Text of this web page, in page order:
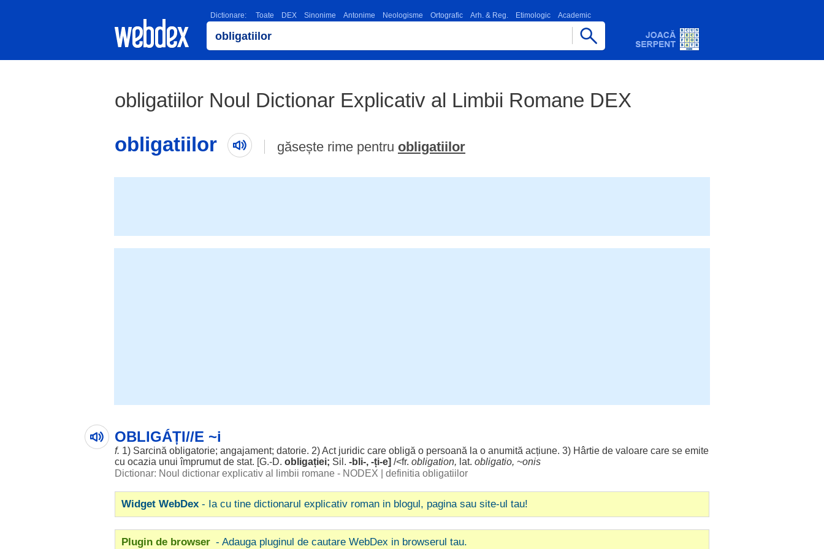
Dictionare: Toate DEX Sinonime Antonime Neologisme Ortografic Arh. & Reg. Etimologic Academic
obligatiilor Noul Dictionar Explicativ al Limbii Romane DEX
obligatiilor
găsește rime pentru obligatiilor
OBLIGÁȚI//E ~i
f. 1) Sarcină obligatorie; angajament; datorie. 2)Act juridic care obligă o persoană la o anumită acțiune. 3) Hârtie de valoare care se emite
cu ocazia unuiîmprumutde stat. [G.-D. obligației; Sil. -bli-, -ți-e] /<fr. obligation, lat. obligatio, ~onis
Dictionar: Noul dictionar explicativ al limbii romane - NODEX
definitia obligatiilor
Widget WebDex - Ia cu tine dictionarul explicativ roman in blogul, pagina sau site-ul tau!
Plugin de browser - Adauga pluginul de cautare WebDex in browserul tau.